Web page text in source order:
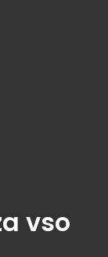
vso